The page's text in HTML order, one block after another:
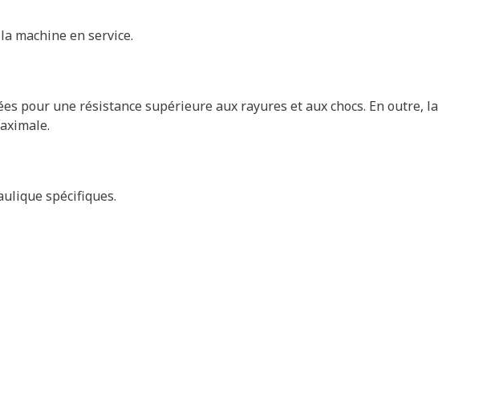
machine en service.
pour une résistance supérieure aux rayures et aux chocs. En outre, la
spécifiques.